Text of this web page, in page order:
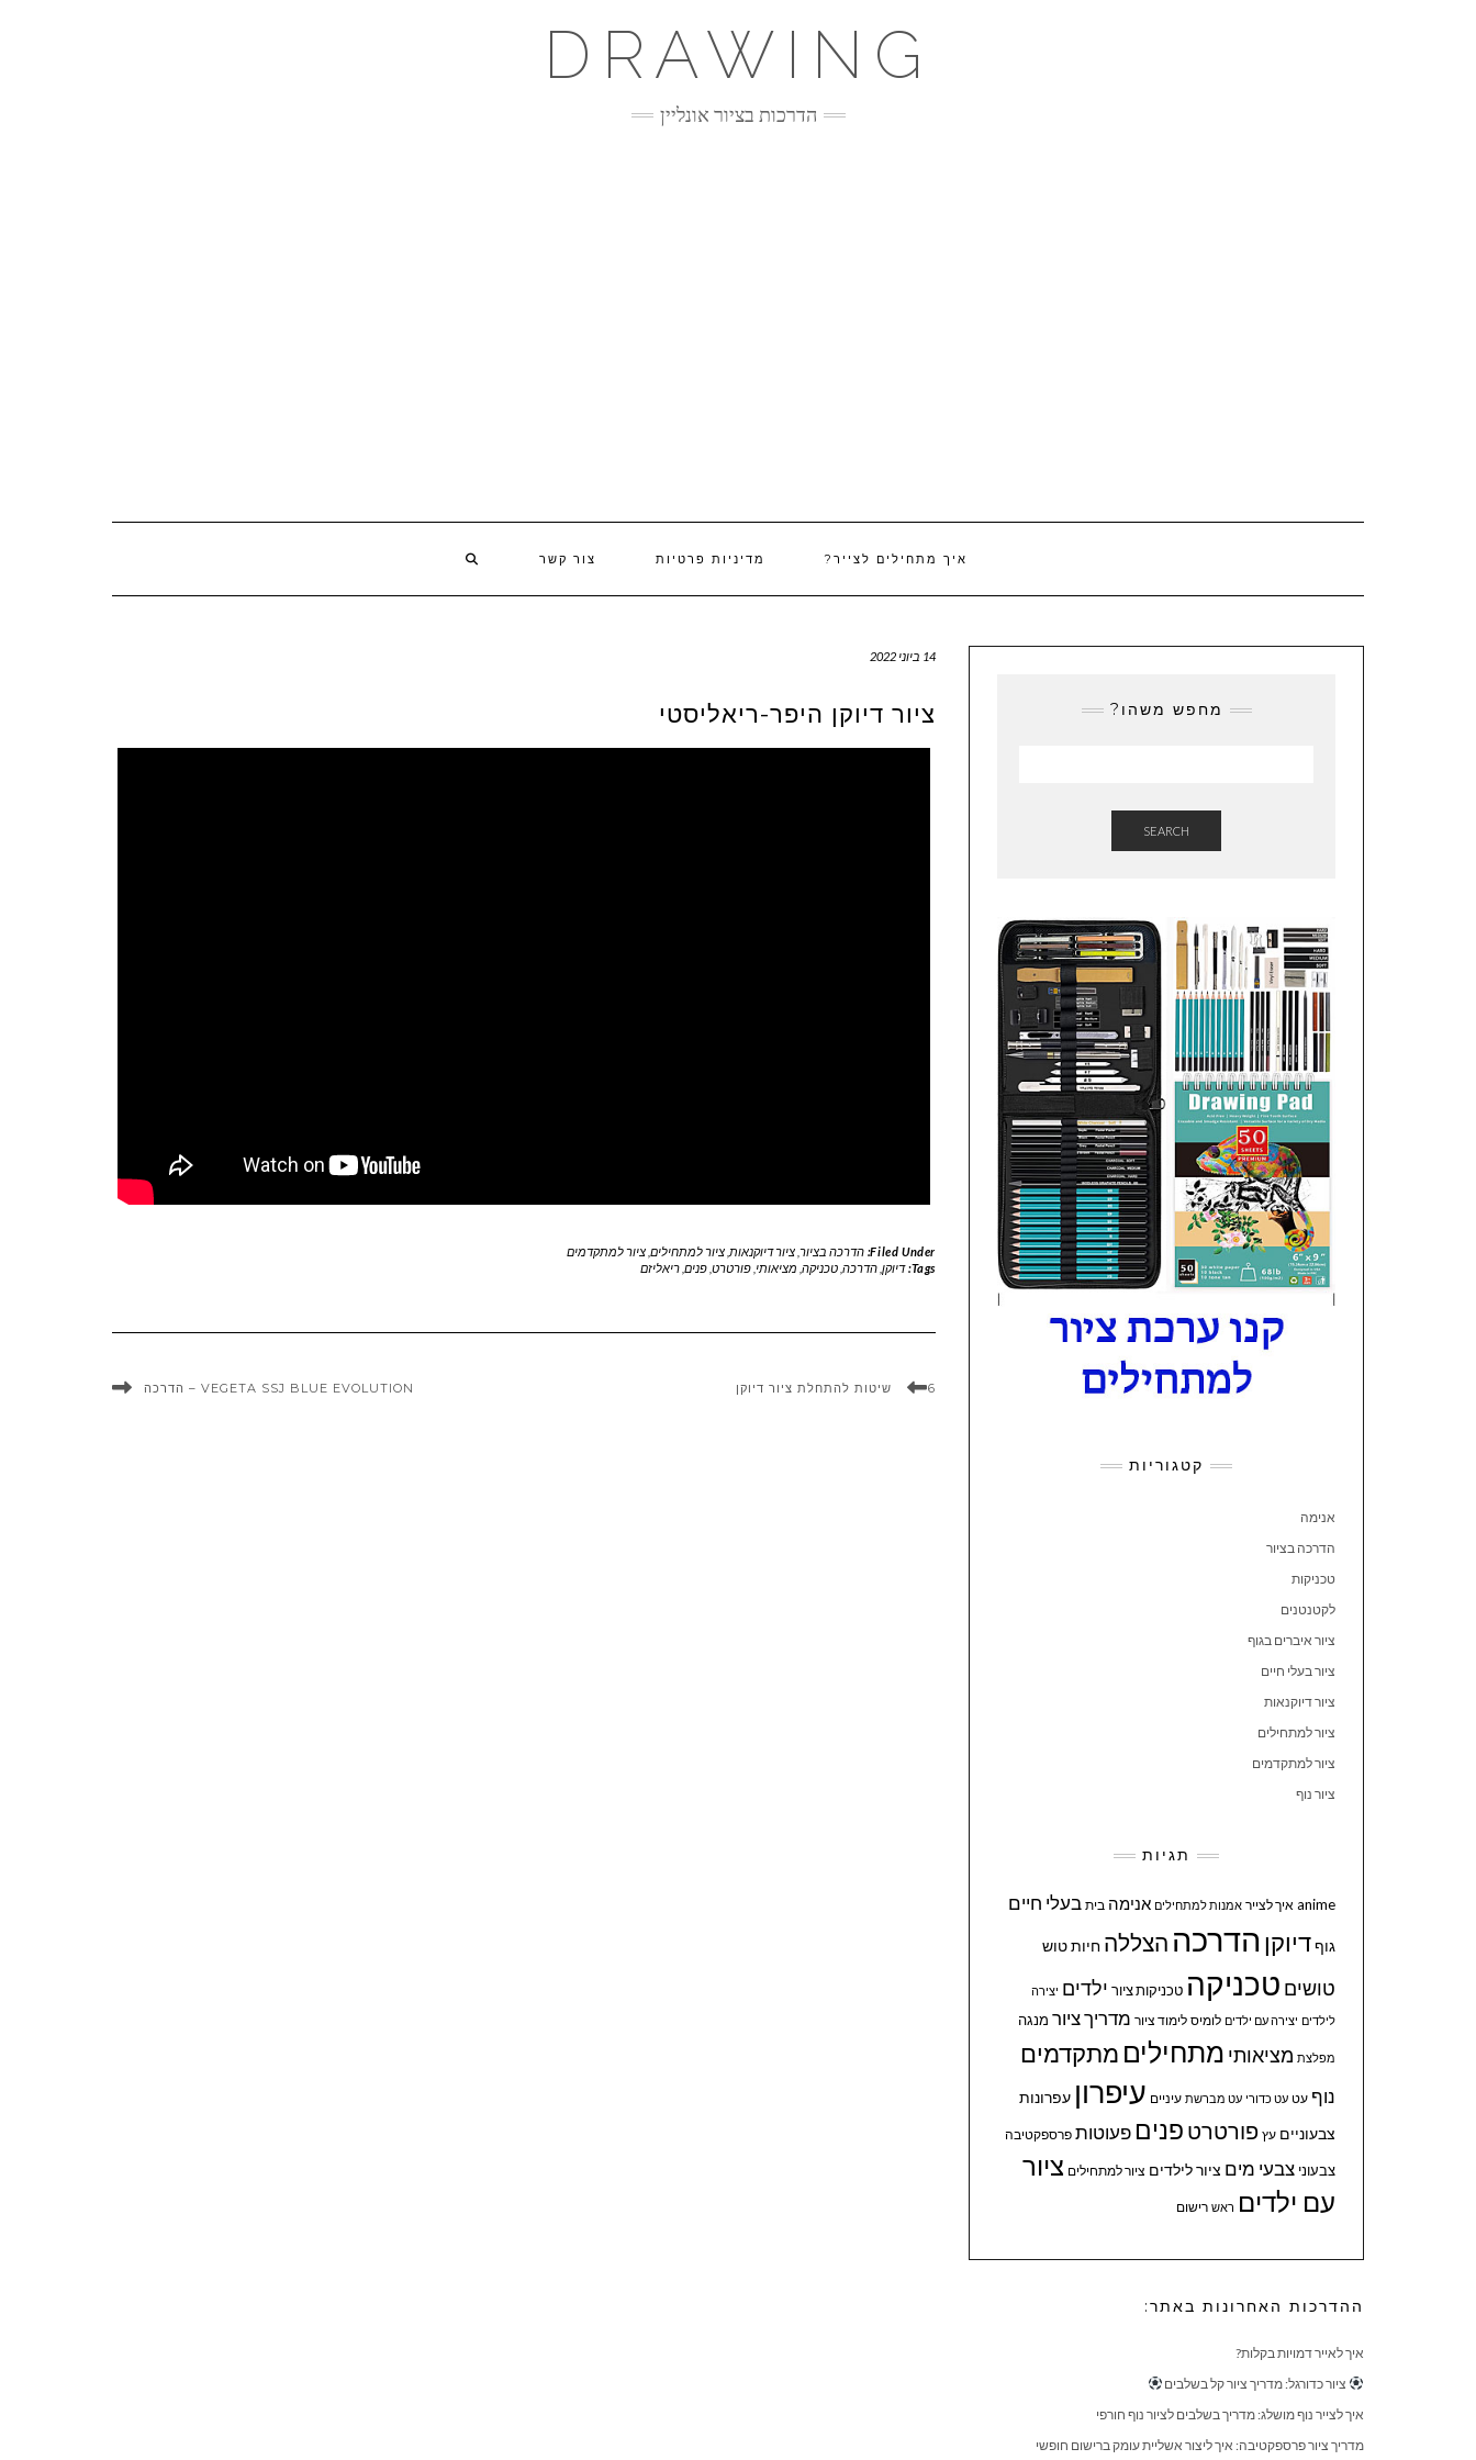
DRAWING
הדרכות בציור אונליין
איך מתחילים לצייר? מדיניות פרטיות צור קשר
14 ביוני 2022
ציור דיוקן היפר-ריאליסטי
Filed Under: הדרכה בציור, ציור דיוקנאות ציור למתחילים, ציור למתקדמים
Tags: דיוקן, הדרכה, טכניקה, מציאותי פורטרט, פנים, ריאליזם
6 שיטות להתחלת ציור דיוקן VEGETA SSJ BLUE EVOLUTION – הדרכה
מחפש משהו?
SEARCH
קטגוריות
אנימה
הדרכה בציור
טכניקות
לקטנטנים
ציור איברים בגוף
ציור בעלי חיים
ציור דיוקנאות
ציור למתחילים
ציור למתקדמים
ציור נוף
תגיות
anime איך לצייר אמנות למתחילים אנימה בית בעלי חיים
גוףדיוקן הדרכה הצללה חיותטוש
טושים טכניקה טכניקות ציור ילדים יצירה
לילדים יצירה עם ילדים לומיס לימוד ציור מדריך ציור מנגה
מפלצת מציאותי מתחילים מתקדמים
נוף עט עט כדורי עט מברשת עיניים עיפרון עפרונות
צבעוניים עץ פורטרט פנים פעוטות פרספקטיבה
צבעוני צבעי מים ציור לילדים ציור למתחילים ציור
עם ילדים ראש רישום
ההדרכות האחרונות באתר:
איך לאייר דמויות בקלות?
ציור כדורגל: מדריך ציור קל בשלבים
איך לצייר נוף מושלג: מדריך בשלבים לציור נוף חורפי
מדריך ציור פרספקטיבה: איך ליצור אשליית עומק ברישום חופשי